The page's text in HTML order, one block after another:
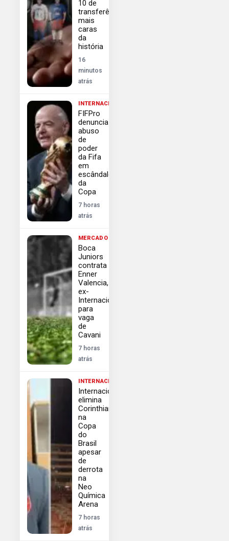
10 de
transferências
mais
caras
da
história
16
minutos
atrás
INTERNACIONAL
FIFPro
denuncia
abuso
de
poder
da Fifa
em
escândalo
da
Copa
7 horas
atrás
MERCADO
Boca
Juniors
contrata
Enner
Valencia,
ex-
Internacional,
para
vaga
de
Cavani
7 horas
atrás
INTERNACIONAL
Internacional
elimina
Corinthians
na
Copa
do
Brasil
apesar
de
derrota
na
Neo
Química
Arena
7 horas
atrás